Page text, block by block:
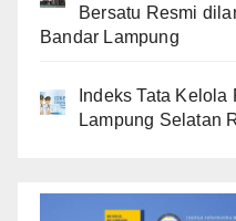
Bersatu Resmi
Bandar Lampung
Indeks Tata
Lampung Selatan